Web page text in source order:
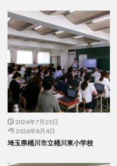
2026年7月23日
2026年8月4日
埼玉県桶川市立桶川東小学校